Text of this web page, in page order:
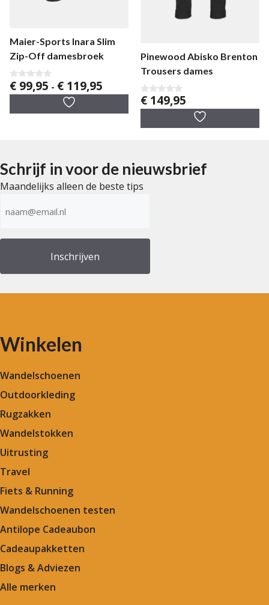
Maier-Sports Inara Slim
Zip-Off damesbroek
0
v
5
€ 99,95 - € 119,95
€ 99,95
Pinewood Abisko Brenton
Trousers dames
0
v
€ 149,95
Schrijf in voor de nieuwsbrief
Maandelijks alleen de beste tips
mailadres
Winkelen
Wandelschoenen
Outdoorkleding
Rugzakken
Wandelstokken
Uitrusting
Travel
Fiets & Running
Wandelschoenen testen
Antilope Cadeaubon
Cadeaupakketten
Blogs & Adviezen
Alle merken